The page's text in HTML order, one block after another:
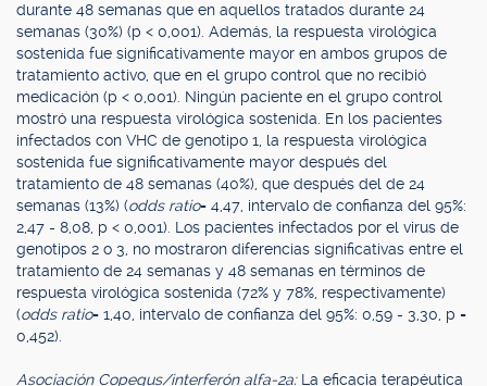
durante 48 semanas que en aquellos tratados durante 24
semanas (30%) (p < 0,001). Además, la respuesta virológica
sostenida fue significativamente mayor en ambos grupos de
tratamiento activo, que en el grupo control que no recibió
medicación (p < 0,001). Ningún paciente en el grupo control
mostró una respuesta virológica sostenida. En los pacientes
infectados con VHC de genotipo 1, la respuesta virológica
sostenida fue significativamente mayor después del
tratamiento de 48 semanas (40%), que después del de 24
semanas (13%) (odds ratio= 4,47, intervalo de confianza del 95%:
2,47 - 8,08, p < 0,001). Los pacientes infectados por el virus de
genotipos 2 o 3, no mostraron diferencias significativas entre el
tratamiento de 24 semanas y 48 semanas en términos de
respuesta virológica sostenida (72% y 78%, respectivamente)
(odds ratio= 1,40, intervalo de confianza del 95%: 0,59 - 3,30, p =
0,452).
Asociación Copegus/interferón alfa-2a: La eficacia terapéutica